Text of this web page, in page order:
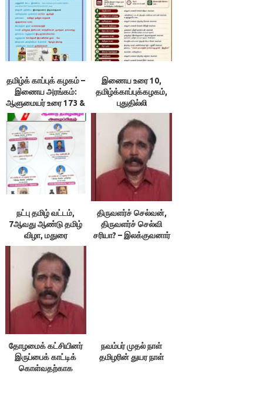
தமிழ்க் காப்புக் கழகம் –
இணைய அரங்கம்:
ஆளுமையர் உரை 173 &
174 ; நூலரங்கம்
இணைய உரை 10,
தமிழ்க்காப்புக்கழகம்,
புதுதில்லி
நட்பு தமிழ் வட்டம்,
7ஆவது ஆண்டு தமிழ்
விழா, மதுரை
திருவளர்ச் செல்வன்,
திருவளர்ச் செல்வி
சரியா? – இலக்குவனார்
தோழமைக் கட்சியினர்
இருப்பைக் காட்டிக்
கொள்வதற்காக
நவம்பர் முதல் நாள்
தமிழரின் துயர நாள்